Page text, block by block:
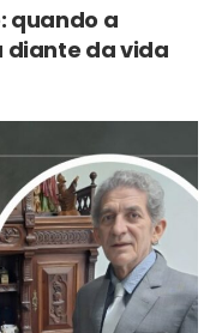
quando a
diante da vida